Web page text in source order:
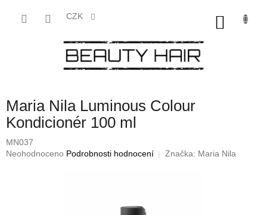
CZK
Maria Nila Luminous Colour
Kondicionér 100 ml
MN037
Průměrné
Neohodnoceno Podrobnosti hodnocení Značka: Maria Nila